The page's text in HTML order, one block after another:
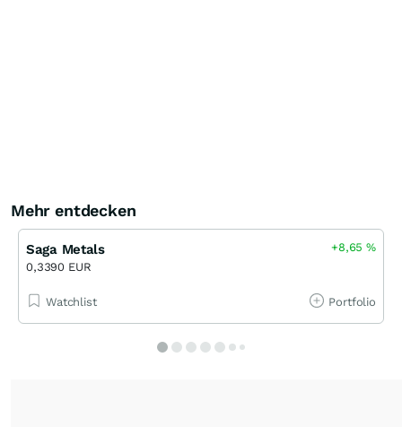
Mehr entdecken
Saga Metals
0,3390 EUR
+8,65%
Watchlist Portfolio